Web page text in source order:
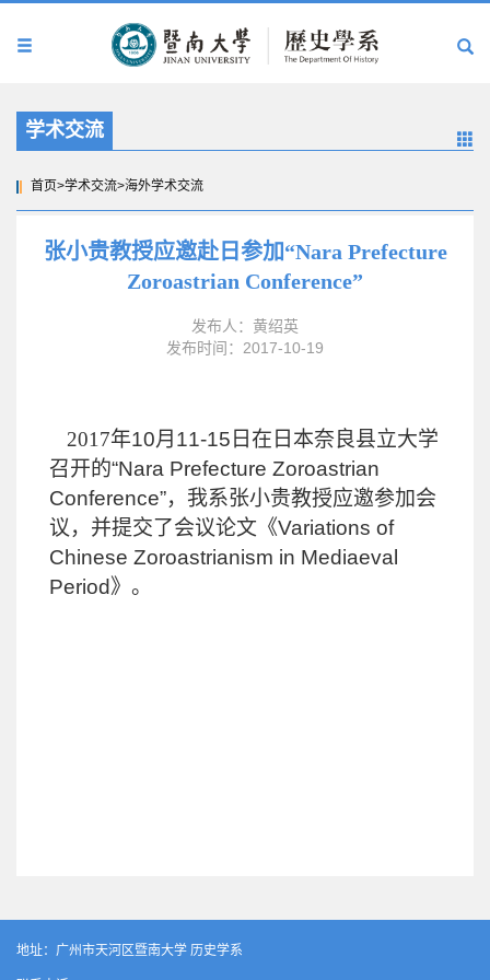
学术交流
首页>学术交流>海外学术交流
张小贵教授应邀赴日参加“Nara Prefecture
Zoroastrian Conference”
发布人：黄绍英
发布时间：2017-10-19
2017年10月 11-15 日在日本奈良县立大学
召开的“Nara Prefecture Zoroastrian
Conference”，我系张小贵教授应邀参加会
议，并提交了会议论文《Variations of
Chinese Zoroastrianism in Mediaeval
Period》。
地址：广州市天河区暨南大学 历史学系